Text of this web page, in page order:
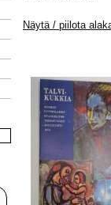
Näytä / piilota